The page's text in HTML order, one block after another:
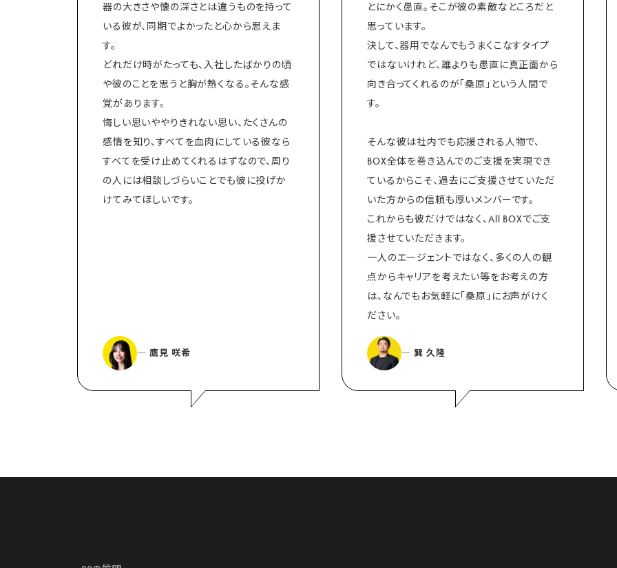
器の大きさや懐の深さとは違うものを持って
いる彼が、同期でよかったと心から思えま
す。
どれだけ時がたっても、入社したばかりの頃
や彼のことを思うと胸が熱くなる。そんな感
覚があります。
悔しい思いややりきれない思い、たくさんの
感情を知り、すべてを血肉にしている彼なら
すべてを受け止めてくれるはずなので、周り
の人には相談しづらいことでも彼に投げか
けてみてほしいです。
― 鷹見 咲希
とにかく愚直。そこが彼の素敵なところだと
思っています。
決して、器用でなんでもうまくこなすタイプ
ではないけれど、誰よりも愚直に真正面から
向き合ってくれるのが「桑原」という人間で
す。
そんな彼は社内でも応援される人物で、
BOX全体を巻き込んでのご支援を実現でき
ているからこそ、過去にご支援させていただ
いた方からの信頼も厚いメンバーです。
これからも彼だけではなく、All BOXでご支
援させていただきます。
一人のエージェントではなく、多くの人の観
点からキャリアを考えたい等をお考えの方
は、なんでもお気軽に「桑原」にお声がけく
ださい。
― 巽 久隆